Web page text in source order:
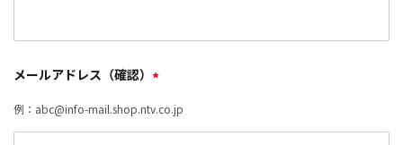
メールアドレス（確認） *
例：abc@info-mail.shop.ntv.co.jp